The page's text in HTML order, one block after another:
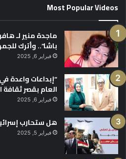
Most Popular Videos
ماجدة منير لـ
باشا”.. وأترك
فبراير 6, 2025
“إبداعات
العام بقصر
فبراير 6, 2025
هل ستحارب
فبراير 5, 2025